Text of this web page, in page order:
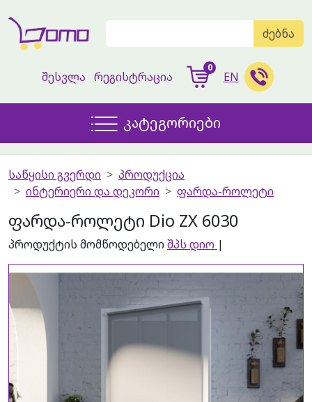
ძებნა
შესვლა რეგისტრაცია
0
EN
კატეგორიები
საწყისი გვერდი
პროდუქცია
ინტერიერი და დეკორი
ფარდა-როლეტი
ფარდა-როლეტი Dio ZX 6030
პროდუქტის მომწოდებელიშპს დიო |